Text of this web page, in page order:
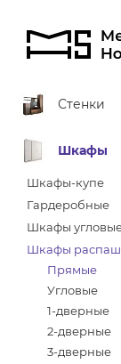
Стенки
Шкафы
Шкафы-купе
Гардеробные
Шкафы
Шкафы
Прямые
Угловые
1-дверные
2-дверные
3-дверные